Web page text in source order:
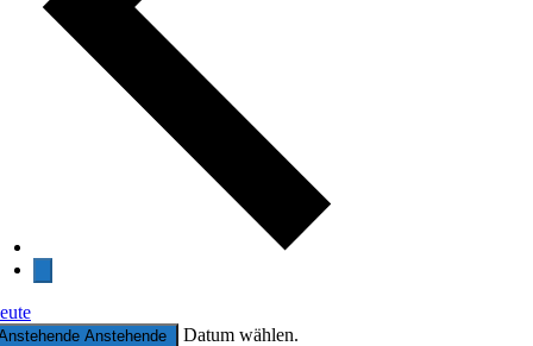
Anstehende Datum wählen.